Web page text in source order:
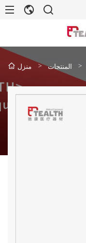
منزل > المنتجات >